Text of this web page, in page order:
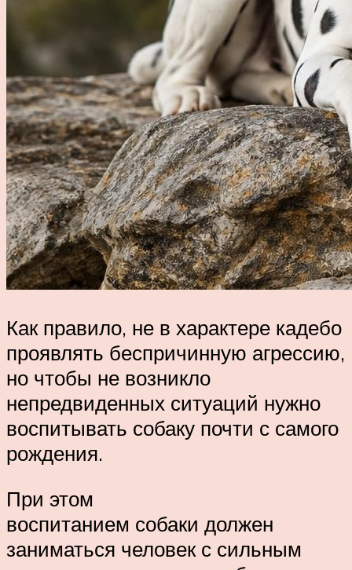
Как правило, не в характере кадебо
проявлять беспричинную агрессию,
но чтобы не возникло
непредвиденных ситуаций нужно
воспитывать собаку почти с самого
рождения.
При этом
воспитанием собаки должен
заниматься человек с сильным